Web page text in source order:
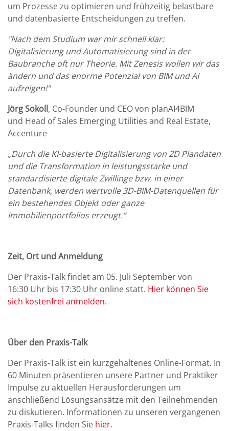
um Prozesse zu optimieren und frühzeitig belastbare
und datenbasierte Entscheidungen zu treffen.
"Nach dem Studium war mir schnell klar:
Digitalisierung und Automatisierung sind in der
Baubranche oft nur Theorie. Mit Zenesis wollen wir das
ändern und das enorme Potenzial von BIM und AI
aufzeigen!"
Jörg Sokoll, Co-Founder und CEO von planAI4BIM
und Head of Sales Emerging Utilities and Real Estate,
Accenture
„Durch die KI-basierte Digitalisierung von 2D Plandaten
und die Transformation in leistungsstarke und
standardisierte digitale Zwillinge bzw. in einer
Datenbank, werden wertvolle 3D-BIM-Datenquellen für
ein bestehendes Objekt oder ganze
Immobilienportfolios erzeugt.“
Zeit, Ort und Anmeldung
Der Praxis-Talk findet am 05. Juli September von
16:30 Uhr bis 17:30 Uhr online statt. Hier können Sie
sich kostenfrei anmelden.
Über den Praxis-Talk
Der Praxis-Talk ist ein kurzgehaltenes Online-Format. In
60 Minuten präsentieren unsere Partner und Praktiker
Impulse zu aktuellen Herausforderungen um
anschließend Lösungsansätze mit den Teilnehmenden
zu diskutieren. Informationen zu unseren vergangenen
Praxis-Talks finden Sie hier.